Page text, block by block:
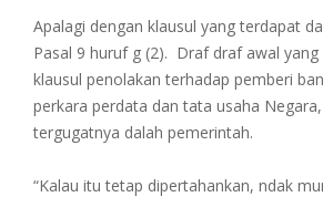
Apalagi dengan klausul yang terdapat
Pasal 9 huruf g (2). Draf draf awal
klausul penolakan terhadap pemberi
perkara perdata dan tata usaha
tergugatnya dalah pemerintah.
“Kalau itu tetap dipertahankan, ndak